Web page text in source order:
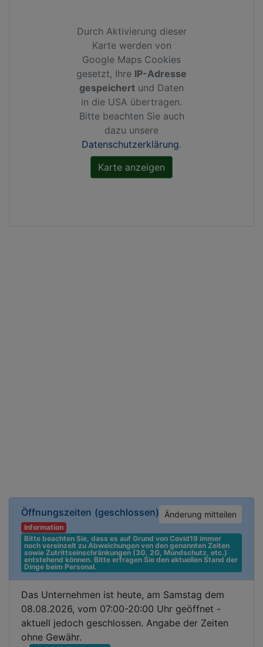
Öffnungszeiten (geschlossen) Änderung mitteilen
Information
Bitte beachten Sie, dass es auf Grund von Covid19 immer
noch vereinzelt zu Abweichungen von den genannten Zeiten
sowie Zutrittseinschränkungen (3G, 2G, Mundschutz, etc.)
entstehend können. Bitte erfragen Sie den aktuellen Stand der
Dinge beim Personal.
Das Unternehmen ist heute, am Samstag dem
08.08.2026, vom 07:00-20:00 Uhr geöffnet -
aktuell jedoch geschlossen. Angabe der Zeiten
ohne Gewähr.
Durch Aktivierung dieser
Karte werden von
Google Maps Cookies
gesetzt, Ihre IP-Adresse
gespeichert und Daten
in die USA übertragen.
Bitte beachten Sie auch
dazu unsere
Datenschutzerklärung.